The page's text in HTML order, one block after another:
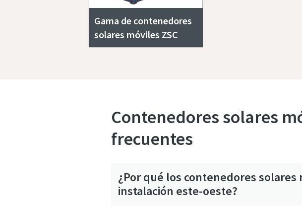
Gama de contenedores
solares móviles ZSC
Contenedores solares
frecuentes
¿Por qué los contenedores
instalación este-oeste?